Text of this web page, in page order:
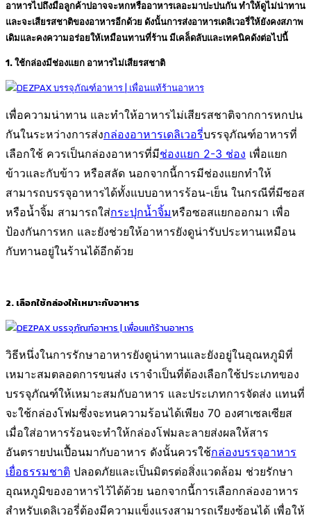
อาหารไปถึงมือลูกค้าปอาจจะหกหรืออาหารเลอะมาปะปนกัน ทำให้ดูไม่น่าทาน
และจะเสียรสชาติของอาหารอีกด้วย ดังนั้นการส่งอาหารเดลิเวอรี่ให้ยังคงสภาพ
เดิมและคงความอร่อยให้เหมือนทานที่ร้าน มีเคล็ดลับและเทคนิคดังต่อไปนี้
1. ใช้กล่องมีช่องแยก อาหารไม่เสียรสชาติ
เพื่อความน่าทาน และทำให้อาหารไม่เสียรสชาติจากการหกปน
กันในระหว่างการส่งกล่องอาหารเดลิเวอรี่บรรจุภัณฑ์อาหารที่
เลือกใช้ ควรเป็นกล่องอาหารที่มีช่องแยก 2-3 ช่อง เพื่อแยก
ข้าวและกับข้าว หรือสลัด นอกจากนี้การมีช่องแยกทำให้
สามารถบรรจุอาหารได้ทั้งแบบอาหารร้อน-เย็น ในกรณีที่มีซอส
หรือน้ำจิ้ม สามารถใส่กระปุกน้ำจิ้มหรือซอสแยกออกมา เพื่อ
ป้องกันการหก และยังช่วยให้อาหารยังดูน่ารับประทานเหมือน
กับทานอยู่ในร้านได้อีกด้วย
2. เลือกใช้กล่องให้เหมาะกับอาหาร
วิธีหนึ่งในการรักษาอาหารยังดูน่าทานและยังอยู่ในอุณหภูมิที่
เหมาะสมตลอดการขนส่ง เราจำเป็นที่ต้องเลือกใช้ประเภทของ
บรรจุภัณฑ์ให้เหมาะสมกับอาหาร และประเภทการจัดส่ง แทนที่
จะใช้กล่องโฟมซึ่งจะทนความร้อนได้เพียง 70 องศาเซลเซียส
เมื่อใส่อาหารร้อนจะทำให้กล่องโฟมละลายส่งผลให้สาร
อันตรายปนเปื้อนมากับอาหาร ดังนั้นควรใช้กล่องบรรจุอาหาร
เยื่อธรรมชาติ ปลอดภัยและเป็นมิตรต่อสิ่งแวดล้อม ช่วยรักษา
อุณหภูมิของอาหารไว้ได้ด้วย นอกจากนี้การเลือกกล่องอาหาร
สำหรับเดลิเวอรี่ต้องมีความแข็งแรงสามารถเรียงซ้อนได้ เพื่อให้